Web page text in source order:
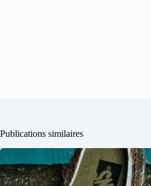
Publications similaires